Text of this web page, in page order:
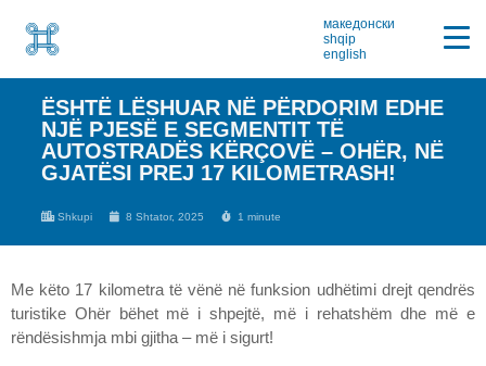
македонски
shqip
english
ËSHTË LËSHUAR NË PËRDORIM EDHE
NJË PJESË E SEGMENTIT TË
AUTOSTRADËS KËRÇOVË – OHËR, NË
GJATËSI PREJ 17 KILOMETRASH!
Shkupi 8 Shtator, 2025 1 minute
Me këto 17 kilometra të vënë në funksion udhëtimi drejt qendrës
turistike Ohër bëhet më i shpejtë, më i rehatshëm dhe më e
rëndësishmja mbi gjitha – më i sigurt!